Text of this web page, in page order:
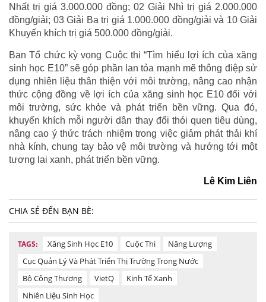
Nhất trị giá 3.000.000 đồng; 02 Giải Nhì trị giá 2.000.000
đồng/giải; 03 Giải Ba trị giá 1.000.000 đồng/giải và 10 Giải
Khuyến khích trị giá 500.000 đồng/giải.
Ban Tổ chức kỳ vọng Cuộc thi “Tìm hiểu lợi ích của xăng
sinh học E10” sẽ góp phần lan tỏa mạnh mẽ thông điệp sử
dụng nhiên liệu thân thiện với môi trường, nâng cao nhận
thức cộng đồng về lợi ích của xăng sinh học E10 đối với
môi trường, sức khỏe và phát triển bền vững. Qua đó,
khuyến khích mỗi người dân thay đổi thói quen tiêu dùng,
nâng cao ý thức trách nhiệm trong việc giảm phát thải khí
nhà kính, chung tay bảo vệ môi trường và hướng tới một
tương lai xanh, phát triển bền vững.
Lê Kim Liên
CHIA SẺ ĐẾN BẠN BÈ:
TAGS: Xăng Sinh Học E10 Cuộc Thi
Năng Lượng
Cục Quản Lý Và Phát Triển Thị Trường Trong Nước
Bộ Công Thương
VietQ
Kinh Tế Xanh
Nhiên Liệu Sinh Học